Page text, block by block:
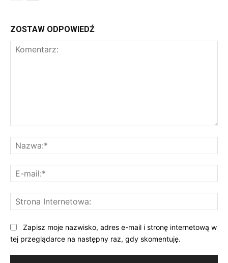
ZOSTAW ODPOWIEDŹ
Zapisz moje nazwisko, adres e-mail i stronę internetową w
tej przeglądarce na następny raz, gdy skomentuję.